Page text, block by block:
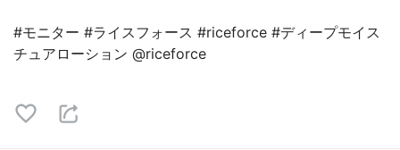
#モニター #ライスフォース #riceforce #ディープモイス
チュアローション @riceforce